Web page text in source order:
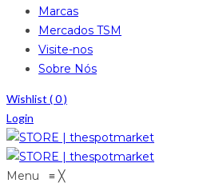
Marcas
Mercados TSM
Visite-nos
Sobre Nós
Wishlist (0)
Login
Menu ≡ ╳